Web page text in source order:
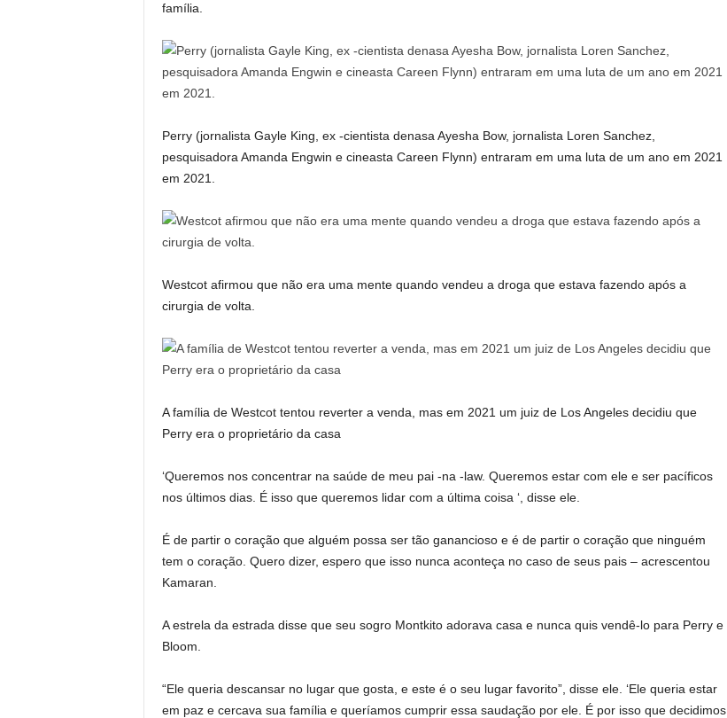
família.
Perry (jornalista Gayle King, ex -cientista denasa Ayesha Bow, jornalista Loren Sanchez,
pesquisadora Amanda Engwin e cineasta Careen Flynn) entraram em uma luta de um ano em 2021
em 2021.
Westcot afirmou que não era uma mente quando vendeu a droga que estava fazendo após a
cirurgia de volta.
A família de Westcot tentou reverter a venda, mas em 2021 um juiz de Los Angeles decidiu que
Perry era o proprietário da casa
‘Queremos nos concentrar na saúde de meu pai -na -law. Queremos estar com ele e ser pacíficos
nos últimos dias. É isso que queremos lidar com a última coisa ‘, disse ele.
É de partir o coração que alguém possa ser tão ganancioso e é de partir o coração que ninguém
tem o coração. Quero dizer, espero que isso nunca aconteça no caso de seus pais – acrescentou
Kamaran.
A estrela da estrada disse que seu sogro Montkito adorava casa e nunca quis vendê-lo para Perry e
Bloom.
“Ele queria descansar no lugar que gosta, e este é o seu lugar favorito”, disse ele. ‘Ele queria estar
em paz e cercava sua família e queríamos cumprir essa saudação por ele. É por isso que decidimos